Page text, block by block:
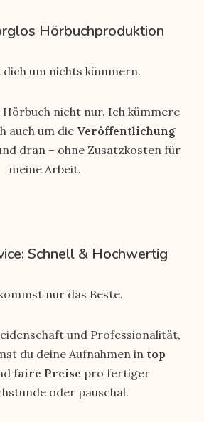
Hörbuchproduktion
dich um nichts kümmern.
nicht nur. Ich kümmere
auch um die Veröffentlichung
dran – ohne Zusatzkosten für
meine Arbeit.
Schnell & Hochwertig
nur das Beste.
und Professionalität,
du deine Aufnahmen in top
faire Preise pro fertiger
oder pauschal.